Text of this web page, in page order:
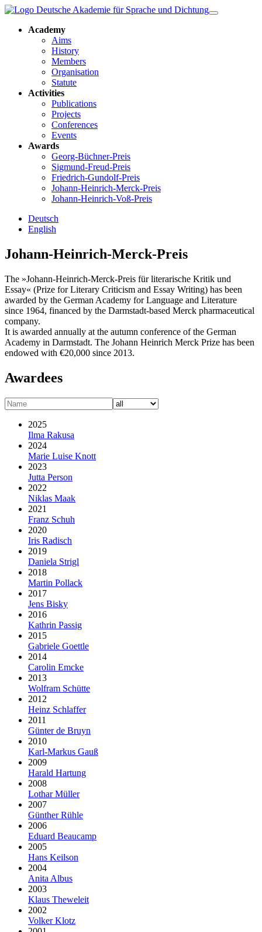
Academy
Aims
History
Members
Organisation
Statute
Activities
Publications
Projects
Conferences
Events
Awards
Georg-Büchner-Preis
Sigmund-Freud-Preis
Friedrich-Gundolf-Preis
Johann-Heinrich-Merck-Preis
Johann-Heinrich-Voß-Preis
Deutsch
English
Johann-Heinrich-Merck-Preis
The »Johann-Heinrich-Merck-Preis für literarische Kritik und
Essay« (Prize for Literary Criticism and Essay Writing) has been
awarded by the German Academy for Language and Literature
since 1964, financed by the Darmstadt-based Merck pharmaceutical
company.
It is awarded annually at the autumn conference of the German
Academy in Darmstadt. The Johann Heinrich Merck Prize has been
endowed with €20,000 since 2013.
Awardees
2025
Ilma Rakusa
2024
Marie Luise Knott
2023
Jutta Person
2022
Niklas Maak
2021
Franz Schuh
2020
Iris Radisch
2019
Daniela Strigl
2018
Martin Pollack
2017
Jens Bisky
2016
Kathrin Passig
2015
Gabriele Goettle
2014
Carolin Emcke
2013
Wolfram Schütte
2012
Heinz Schlaffer
2011
Günter de Bruyn
2010
Karl-Markus Gauß
2009
Harald Hartung
2008
Lothar Müller
2007
Günther Rühle
2006
Eduard Beaucamp
2005
Hans Keilson
2004
Anita Albus
2003
Klaus Theweleit
2002
Volker Klotz